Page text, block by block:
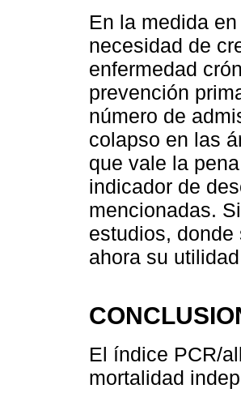
En la medida
necesidad de
enfermedad
prevención
número de
colapso en las
que vale la
indicador de
mencionadas.
estudios,
ahora su
El índice PCR/
mortalidad